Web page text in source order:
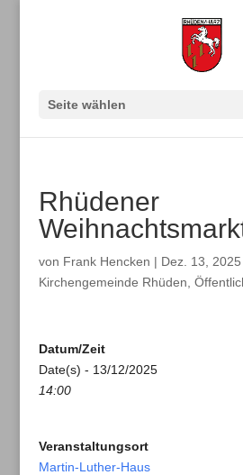
Seite wählen
Rhüdener
von Frank Hencken | Dez. 13, 2025
Kirchengemeinde Rhüden
Datum/Zeit
Date(s) - 13/12/2025
14:00
Veranstaltungsort
Martin-Luther-Haus